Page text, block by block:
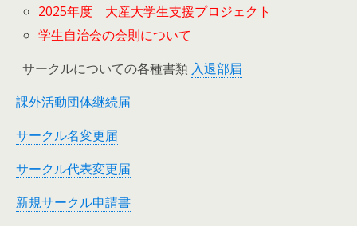
2025年度 大産大学生支援プロジェクト
学生自治会の会則について
サークルについての各種書類 入退部届
課外活動団体継続届
サークル名変更届
サークル代表変更届
新規サークル申請書